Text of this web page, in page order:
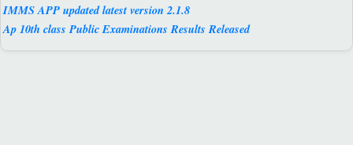
IMMS APP updated latest version 2.1.8
Ap 10th class Public Examinations Results Released